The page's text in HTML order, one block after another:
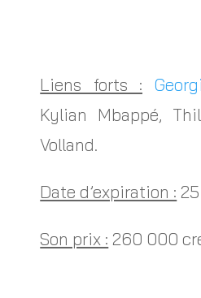
Liens forts :
Kylian Mbappé,
Volland.
Date d’expiration :
Son prix : 260 000